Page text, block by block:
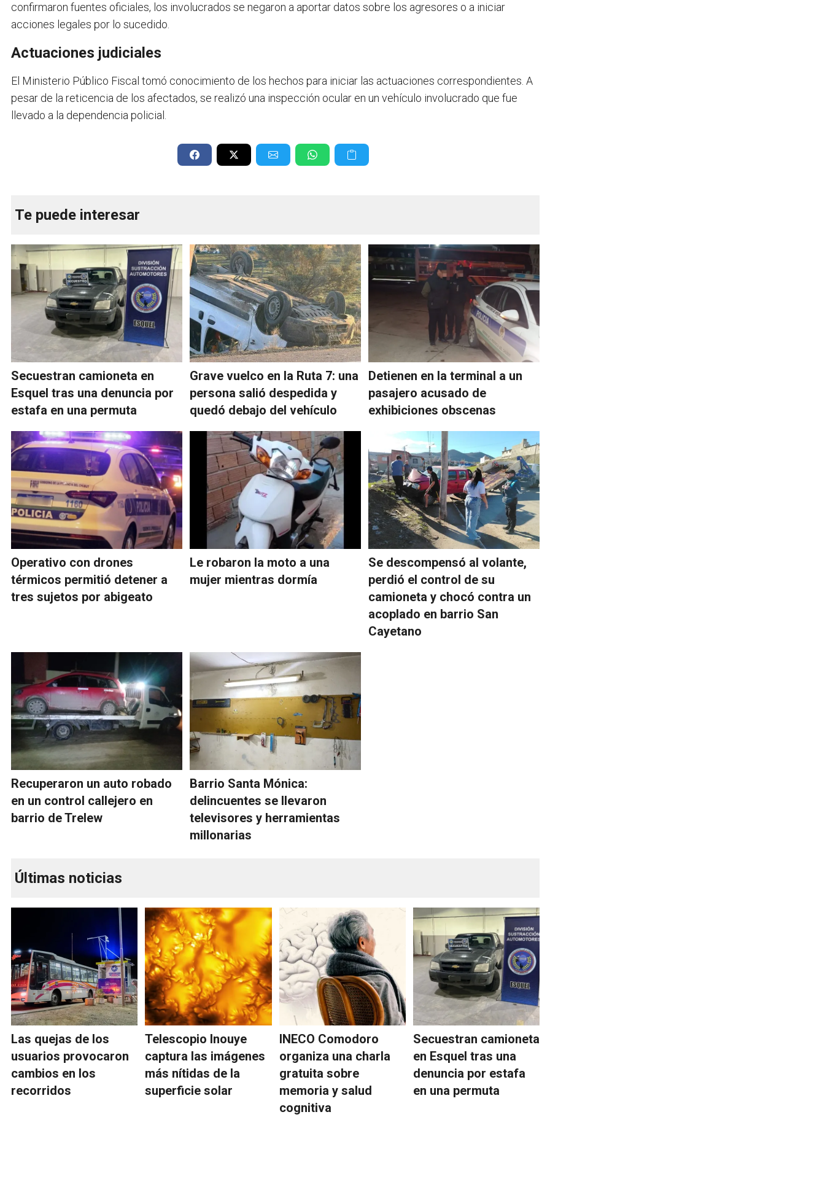
confirmaron fuentes oficiales, los involucrados se negaron a aportar datos sobre los agresores o a iniciar
acciones legales por lo sucedido.
Actuaciones judiciales
El Ministerio Público Fiscal tomó conocimiento de los hechos para iniciar las actuaciones correspondientes. A
pesar de la reticencia de los afectados, se realizó una inspección ocular en un vehículo involucrado que fue
llevado a la dependencia policial.
Te puede interesar
Secuestran camioneta en
Esquel tras una denuncia por
estafa en una permuta
Grave vuelco en la Ruta 7: una
persona salió despedida y
quedó debajo del vehículo
Detienen en la terminal a un
pasajero acusado de
exhibiciones obscenas
Operativo con drones
térmicos permitió detener a
tres sujetos por abigeato
Le robaron la moto a una
mujer mientras dormía
Se descompensó al volante,
perdió el control de su
camioneta y chocó contra un
acoplado en barrio San
Cayetano
Recuperaron un auto robado
en un control callejero en
barrio de Trelew
Barrio Santa Mónica:
delincuentes se llevaron
televisores y herramientas
millonarias
Últimas noticias
Las quejas de los
usuarios provocaron
cambios en los
recorridos
Telescopio Inouye
captura las imágenes
más nítidas de la
superficie solar
INECO Comodoro
organiza una charla
gratuita sobre
memoria y salud
cognitiva
Secuestran camioneta
en Esquel tras una
denuncia por estafa
en una permuta